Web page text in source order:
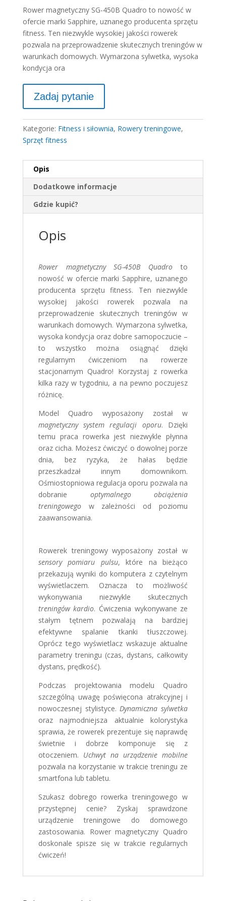
Rower magnetyczny SG-450B Quadro to nowość w
ofercie marki Sapphire, uznanego producenta sprzętu
fitness. Ten niezwykle wysokiej jakości rowerek
pozwala na przeprowadzenie skutecznych treningów w
warunkach domowych. Wymarzona sylwetka, wysoka
kondycja ora
Kategorie: Fitness i siłownia, Rowery treningowe,
Sprzęt fitness
Opis
Dodatkowe informacje
Gdzie kupić?
Opis
Rower magnetyczny SG-450B Quadro to
nowość w ofercie marki Sapphire, uznanego
producenta sprzętu fitness. Ten niezwykle
wysokiej jakości rowerek pozwala na
przeprowadzenie skutecznych treningów w
warunkach domowych. Wymarzona sylwetka,
wysoka kondycja oraz dobre samopoczucie –
to wszystko można osiągnąć dzięki
regularnym ćwiczeniom na rowerze
stacjonarnym Quadro! Korzystaj z rowerka
kilka razy w tygodniu, a na pewno poczujesz
różnicę.
Model Quadro wyposażony został w
magnetyczny system regulacji oporu. Dzięki
temu praca rowerka jest niezwykle płynna
oraz cicha. Możesz ćwiczyć o dowolnej porze
dnia, bez ryzyka, że hałas będzie
przeszkadzał innym domownikom.
Ośmiostopniowa regulacja oporu pozwala na
dobranie optymalnego obciążenia
treningowegow zależności od poziomu
zaawansowania.
Rowerek treningowy wyposażony został w
sensory pomiaru pulsu, które na bieżąco
przekazują wyniki do komputera z czytelnym
wyświetlaczem. Oznacza to możliwość
wykonywania niezwykle skutecznych
treningów kardio. Ćwiczenia wykonywane ze
stałym tętnem pozwalają na bardziej
efektywne spalanie tkanki tłuszczowej.
Oprócz tego wyświetlacz wskazuje aktualne
parametry treningu (czas, dystans, całkowity
dystans, prędkość).
Podczas projektowania modelu Quadro
szczególną uwagę poświęcona atrakcyjnej i
nowoczesnej stylistyce.Dynamiczna sylwetka
oraz najmodniejsza aktualnie kolorystyka
sprawia, że rowerek prezentuje się naprawdę
świetnie i dobrze komponuje się z
otoczeniem. Uchwyt na urządzenie mobilne
pozwala na korzystanie w trakcie treningu ze
smartfona lub tabletu.
Szukasz dobrego rowerka treningowego w
przystępnej cenie? Zyskaj sprawdzone
urządzenie treningowe do domowego
zastosowania. Rower magnetyczny Quadro
doskonale spisze się w trakcie regularnych
ćwiczeń!